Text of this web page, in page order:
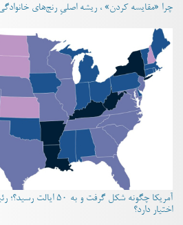
چرا «مقایسه کردن» ، ریشه اصلیِ رنج‌های
آمریکا چگونه شکل گرفت و
اختیار دارد؟